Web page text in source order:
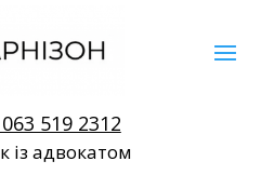
519 2312
із адвокатом